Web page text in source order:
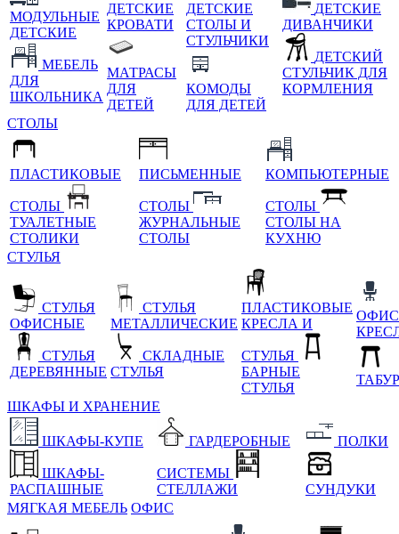
МОДУЛЬНЫЕ
ДЕТСКИЕ
МЕБЕЛЬ
ДЛЯ
ШКОЛЬНИКА
ДЕТСКИЕ
КРОВАТИ
МАТРАСЫ
ДЛЯ
ДЕТЕЙ
ДЕТСКИЕ
СТОЛЫ И
СТУЛЬЧИКИ
КОМОДЫ
ДЛЯ ДЕТЕЙ
ДЕТСКИЕ
ДИВАНЧИКИ
ДЕТСКИЙ
СТУЛЬЧИК ДЛЯ
КОРМЛЕНИЯ
СТОЛЫ
ПЛАСТИКОВЫЕ
СТОЛЫ
ТУАЛЕТНЫЕ
СТОЛИКИ
ПИСЬМЕННЫЕ
СТОЛЫ
ЖУРНАЛЬНЫЕ
СТОЛЫ
КОМПЬЮТЕРНЫЕ
СТОЛЫ
СТОЛЫ НА
КУХНЮ
СТУЛЬЯ
СТУЛЬЯ
ОФИСНЫЕ
СТУЛЬЯ
ДЕРЕВЯННЫЕ
СТУЛЬЯ
МЕТАЛЛИЧЕСКИЕ
СКЛАДНЫЕ
СТУЛЬЯ
ПЛАСТИКОВЫЕ
КРЕСЛА И
СТУЛЬЯ
БАРНЫЕ
СТУЛЬЯ
ШКАФЫ И ХРАНЕНИЕ
ШКАФЫ-КУПЕ
ШКАФЫ-
РАСПАШНЫЕ
ГАРДЕРОБНЫЕ
СИСТЕМЫ
СТЕЛЛАЖИ
ПОЛКИ
СУНДУКИ
МЯГКАЯ МЕБЕЛЬ ОФИС